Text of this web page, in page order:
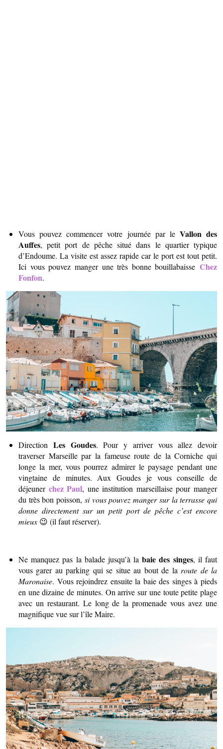
Vous pouvez commencer votre journée par le Vallon des
Auffes, petit port de pêche situé dans le quartier typique
d’Endoume. La visite est assez rapide car le port est tout petit.
Ici vous pouvez manger une très bonne bouillabaisse Chez
Fonfon.
Direction Les Goudes. Pour y arriver vous allez devoir
traverser Marseille par la fameuse route de la Corniche qui
longe la mer, vous pourrez admirer le paysage pendant une
vingtaine de minutes. Aux Goudes je vous conseille de
déjeuner chez Paul, une institution marseillaise pour manger
du très bon poisson, si vous pouvez manger sur la terrasse qui
donne directement sur un petit port de pêche c’est encore
mieux 😉 (il faut réserver).
Ne manquez pas la balade jusqu’à labaie des singes, il faut
vous garer au parking qui se situe au bout de laroute de la
Maronaise. Vous rejoindrez ensuite la baie des singes à pieds
en une dizaine de minutes. On arrive sur une toute petite plage
avec un restaurant. Le long de la promenade vous avez une
magnifique vue sur l’île Maire.